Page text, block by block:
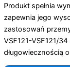
Produkt spełnia
zapewnia jego
zastosowań
VSF121-VSF121/
długowiecznością